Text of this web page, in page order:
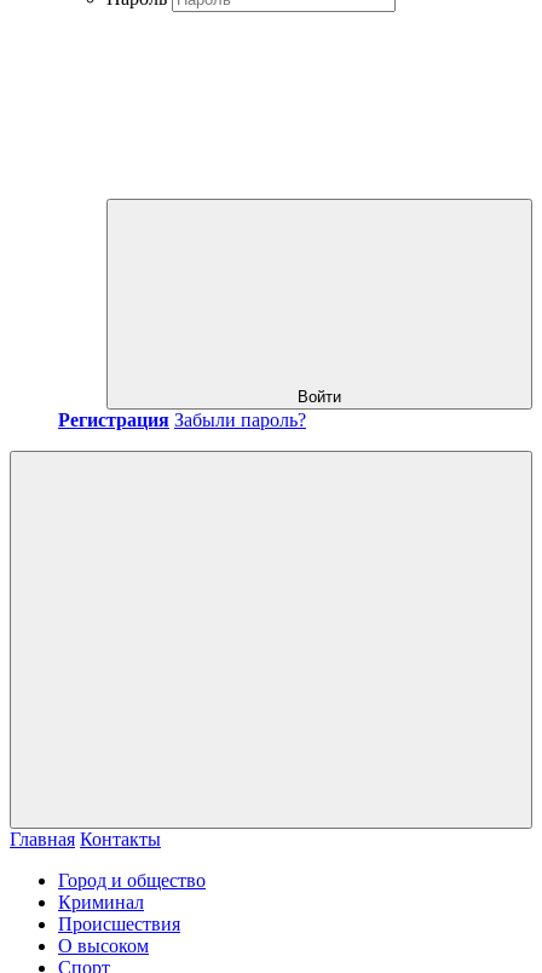
Войти
Регистрация Забыли пароль?
Главная Контакты
Город и общество
Криминал
Происшествия
О высоком
Спорт